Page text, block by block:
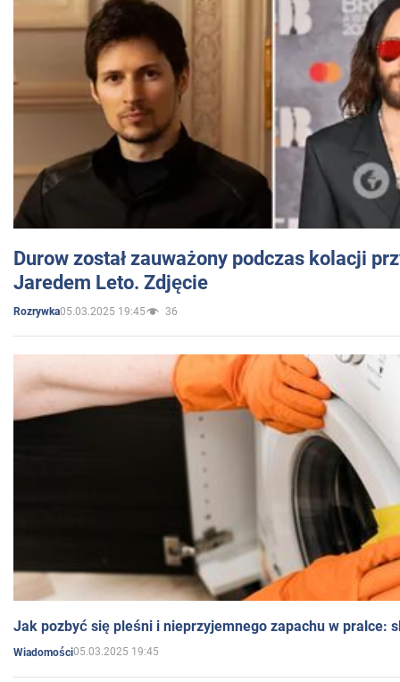
Durow został zauważony podczas kolacji
Jaredem Leto. Zdjęcie
Rozrywka05.03.2025 19:45 36
Jak pozbyć się pleśni i nieprzyjemnego zapachu w pralce:
Wiadomości05.03.2025 19:45